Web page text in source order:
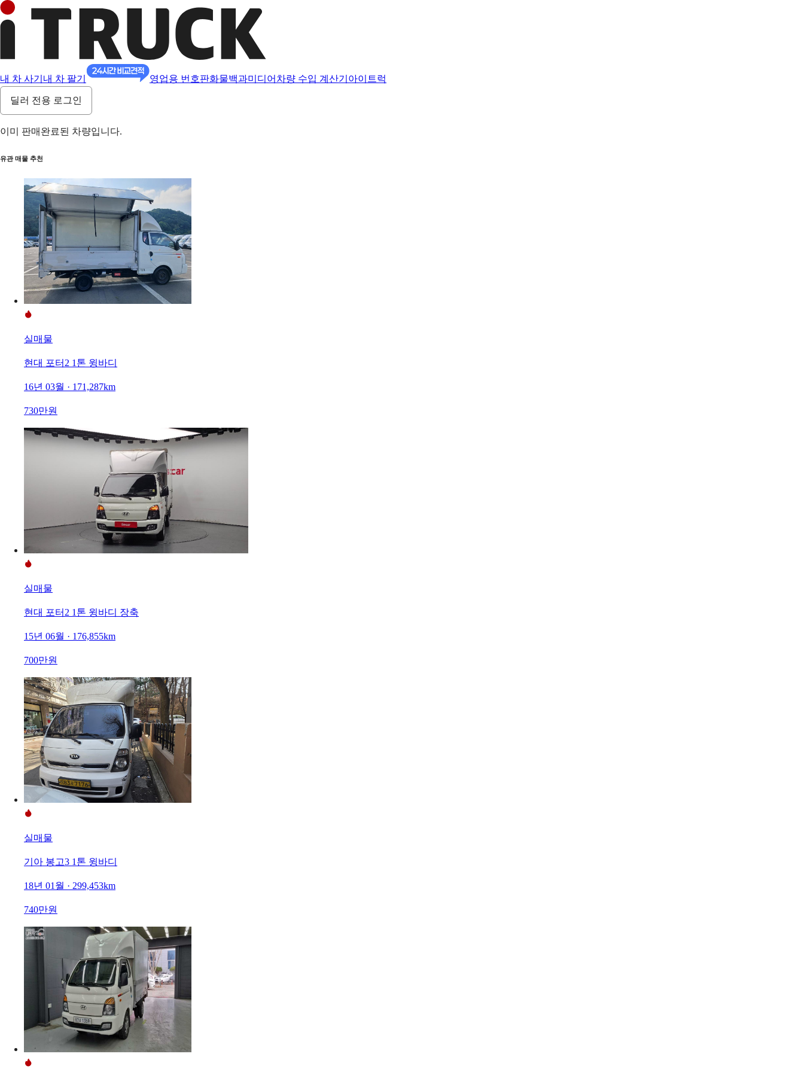
내 차 사기 내 차 팔기 영업용 번호판화물백과미디어 차량 수입 계산기 아이트럭
딜러 전용 로그인
이미 판매완료된 차량입니다.
유관 매물 추천
실매물
현대 포터2 1톤 윙바디
16년 03월 · 171,287km
730만원
실매물
현대 포터2 1톤 윙바디 장축
15년 06월 · 176,855km
700만원
실매물
기아 봉고3 1톤 윙바디
18년 01월 · 299,453km
740만원